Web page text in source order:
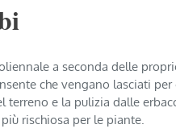
a seconda delle
che vengano lasciati per
terreno e la pulizia dalle
rischiosa per le piante.